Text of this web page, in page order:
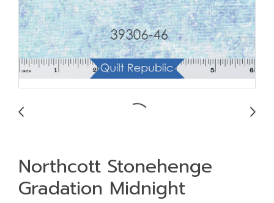
Northcott Stonehenge
Gradation Midnight